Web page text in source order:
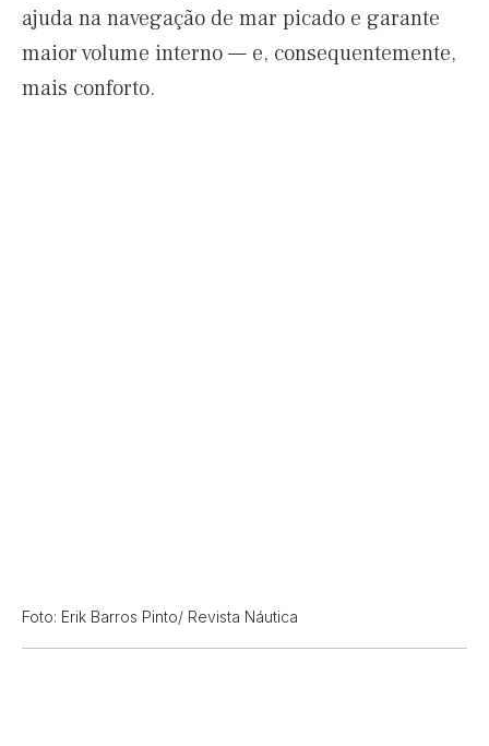
ajuda na navegação de mar picado e garante
maior volume interno — e, consequentemente,
mais conforto.
Foto: Erik Barros Pinto/ Revista Náutica